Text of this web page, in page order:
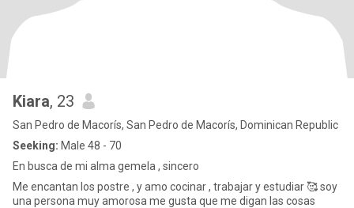
Kiara, 23
San Pedro de Macorís, San Pedro de Macorís, Dominican Republic
Seeking: Male 48 - 70
En busca de mi alma gemela , sincero
Me encantan los postre , y amo cocinar , trabajar y estudiar 🥰 soy
una persona muy amorosa me gusta que me digan las cosas